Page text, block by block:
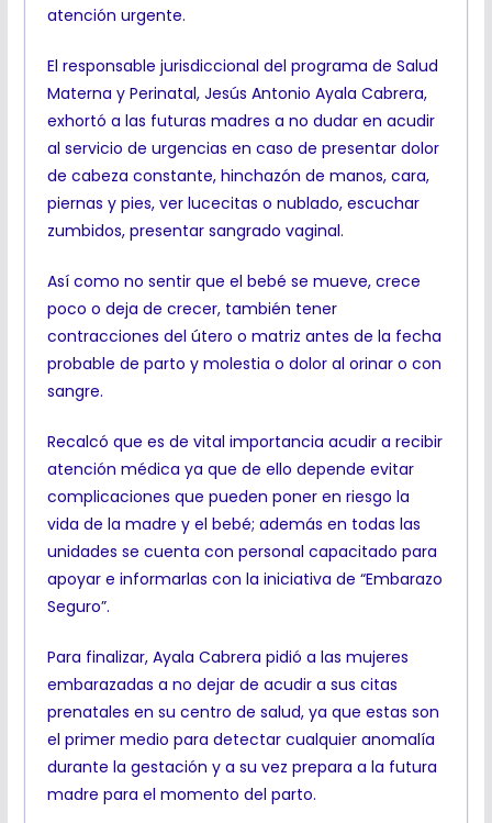
atención urgente.
El responsable jurisdiccional del programa de Salud
Materna y Perinatal, Jesús Antonio Ayala Cabrera,
exhortó a las futuras madres a no dudar en acudir
al servicio de urgencias en caso de presentar dolor
de cabeza constante, hinchazón de manos, cara,
piernas y pies, ver lucecitas o nublado, escuchar
zumbidos, presentar sangrado vaginal.
Así como no sentir que el bebé se mueve, crece
poco o deja de crecer, también tener
contracciones del útero o matriz antes de la fecha
probable de parto y molestia o dolor al orinar o con
sangre.
Recalcó que es de vital importancia acudir a recibir
atención médica ya que de ello depende evitar
complicaciones que pueden poner en riesgo la
vida de la madre y el bebé; además en todas las
unidades se cuenta con personal capacitado para
apoyar e informarlas con la iniciativa de “Embarazo
Seguro”.
Para finalizar, Ayala Cabrera pidió a las mujeres
embarazadas a no dejar de acudir a sus citas
prenatales en su centro de salud, ya que estas son
el primer medio para detectar cualquier anomalía
durante la gestación y a su vez prepara a la futura
madre para el momento del parto.